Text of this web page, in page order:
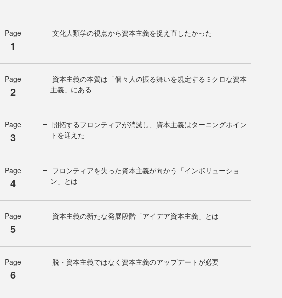
Page
1
文化人類学の視点から資本主義を捉え直したかった
Page
2
資本主義の本質は「個々人の振る舞いを規定するミクロな資本
主義」にある
Page
3
開拓するフロンティアが消滅し、資本主義はターニングポイン
トを迎えた
Page
4
フロンティアを失った資本主義が向かう「インボリューショ
ン」とは
Page
5
資本主義の新たな発展段階「アイデア資本主義」とは
Page
6
脱・資本主義ではなく資本主義のアップデートが必要